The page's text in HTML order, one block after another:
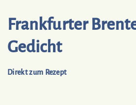
Frankfurter
Gedicht
Direkt zum Rezept